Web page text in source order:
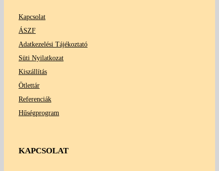
Kapcsolat
ÁSZF
Adatkezelési Tájékoztató
Süti Nyilatkozat
Kiszállítás
Ötlettár
Referenciák
Hűségprogram
KAPCSOLAT